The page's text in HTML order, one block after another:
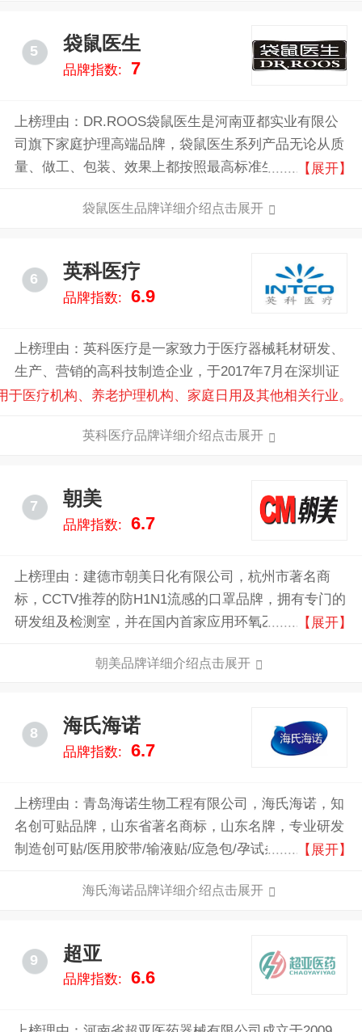
5 袋鼠医生
品牌指数: 7
上榜理由：DR.ROOS袋鼠医生是河南亚都实业有限公
司旗下家庭护理高端品牌，袋鼠医生系列产品无论从质
量、做工、包装、效果上都按照最高标准生产执行，产
【展开】
袋鼠医生品牌详细介绍点击展开
6 英科医疗
品牌指数: 6.9
上榜理由：英科医疗是一家致力于医疗器械耗材研发、
生产、营销的高科技制造企业，于2017年7月在深圳证
券交易所创业板上市，股票代码300677。
医疗机构、养老护理机构、家庭日用及其他相关行业。
英科医疗品牌详细介绍点击展开
7 朝美
品牌指数: 6.7
上榜理由：建德市朝美日化有限公司，杭州市著名商
标，CCTV推荐的防H1N1流感的口罩品牌，拥有专门的
研发组及检测室，并在国内首家应用环氧乙烷灭菌消毒
【展开】
朝美品牌详细介绍点击展开
8 海氏海诺
品牌指数: 6.7
上榜理由：青岛海诺生物工程有限公司，海氏海诺，知
名创可贴品牌，山东省著名商标，山东名牌，专业研发
制造创可贴/医用胶带/输液贴/应急包/孕试条/避孕套系
【展开】
海氏海诺品牌详细介绍点击展开
9 超亚
品牌指数: 6.6